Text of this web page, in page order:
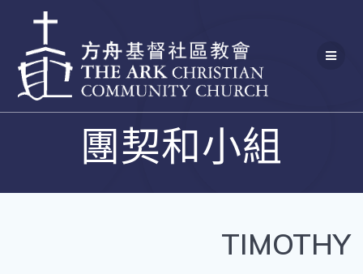
content
團契和小組
TIMOTHY